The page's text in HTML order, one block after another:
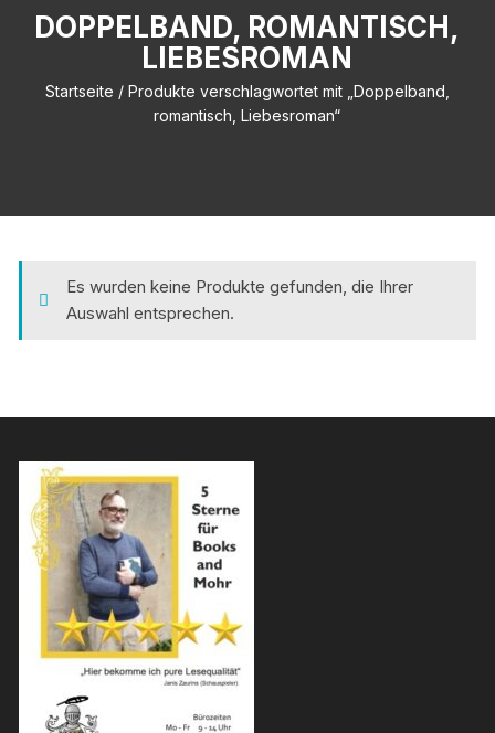
DOPPELBAND, ROMANTISCH,
LIEBESROMAN
Startseite / Produkte verschlagwortet mit „Doppelband,
romantisch, Liebesroman“
Es wurden keine Produkte gefunden, die Ihrer
Auswahl entsprechen.